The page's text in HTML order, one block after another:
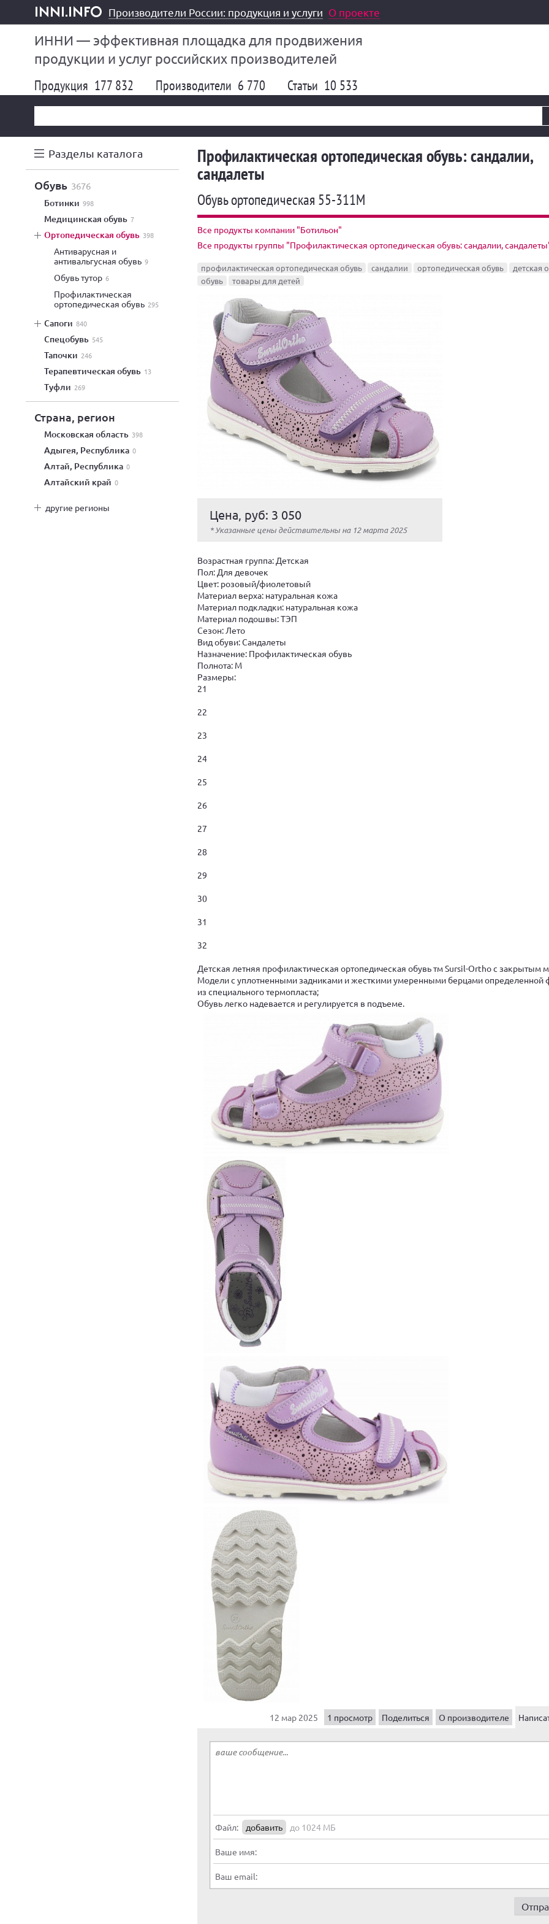
inni.info
Производители России: продукция и услуги О проекте
ИННИ — эффективная площадка для продвижения
продукции и услуг российских производителей
Продукция 177 832 Производители 6 770 Статьи 10 533
Разделы каталога
обувь 3676
ботинки 998
медицинская обувь 7
ортопедическая обувь 398
антиварусная и
антивальгусная обувь 9
обувь тутор 6
профилактическая
ортопедическая обувь 295
сапоги 840
спецобувь 545
тапочки 246
терапевтическая обувь 13
туфли 269
Страна, регион
Московская область 398
Адыгея, Республика 0
Алтай, Республика 0
Алтайский край 0
другие регионы
Профилактическая ортопедическая обувь: сандалии,
сандалеты
Обувь ортопедическая 55-311M
Все продукты компании "Ботильон"
Все продукты группы "Профилактическая ортопедическая обувь: сандалии,
профилактическая ортопедическая обувь сандалии ортопедическая обувь
детская
обувь
товары для детей
Цена, руб: 3 050
* Указанные цены действительны на 12 марта 2025
Возрастная группа: Детская
Пол: Для девочек
Цвет: розовый/фиолетовый
Материал верха: натуральная кожа
Материал подкладки: натуральная кожа
Материал подошвы: ТЭП
Сезон: Лето
Вид обуви: Сандалеты
Назначение: Профилактическая обувь
Полнота: M
Размеры:
21
22
23
24
25
26
27
28
29
30
31
32
Детская летняя профилактическая ортопедическая обувь тм Sursil-Ortho с закрытым
Модели с уплотненными задниками и жесткими умеренными берцами определенной
из специального термопласта;
Обувь легко надевается и регулируется в подъеме.
12 мар 2025 1 просмотр Поделиться О производителе
Файл: добавить до 1024 МБ
Ваше имя:
Ваш email: